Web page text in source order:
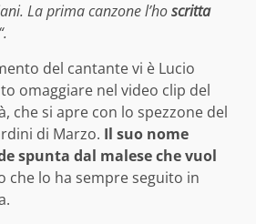
La prima canzone l’hoscritta
del cantante vi è Lucio
omaggiare nel video clip del
che si apre con lo spezzone del
di Marzo. Il suo nome
spunta dal malese che vuol
che lo ha sempre seguito in